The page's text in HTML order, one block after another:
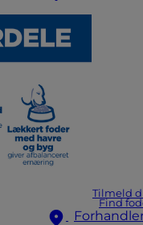
Tilmeld
Find